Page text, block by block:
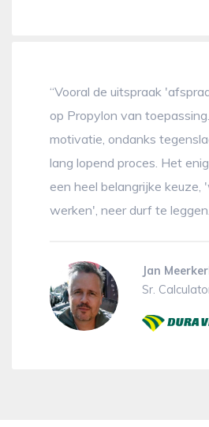
“Vooral de uitspraak
op Propylon van
motivatie, ondanks
lang lopend proces. Het
een heel belangrijke keuze,
werken', neer durf te
Jan
Sr.